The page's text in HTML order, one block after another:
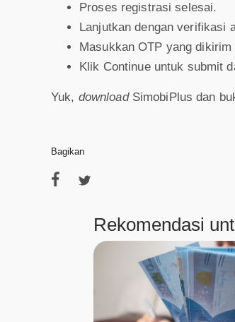
Proses registrasi selesai.
Lanjutkan dengan verifikasi
Masukkan OTP yang
Klik Continue untuk submit
Yuk, downloadSimobiPlus dan
Bagikan
Rekomendasi